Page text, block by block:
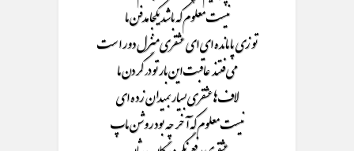
نیست معلوم که باشد یکجا مدفن ما
تو زی پا مانده ای ای عشقری منزل دور است
می فتند عاقبت این بار تو در گردن ما
لاف ها عشقری بسیار بمیدان زده ای
نیست معلوم که آخر چه بود روشن ماپ